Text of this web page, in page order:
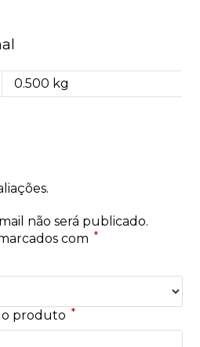
0.500 kg
não será publicado.
com *
o produto *